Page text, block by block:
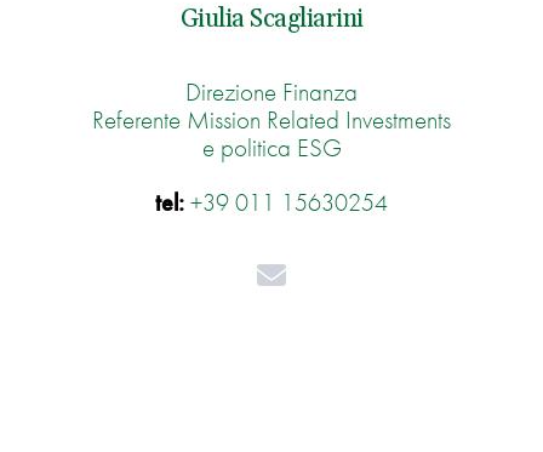
Giulia Scagliarini
Direzione Finanza
Referente Mission Related Investments
e politica ESG
tel:+39 011 15630254
Mail